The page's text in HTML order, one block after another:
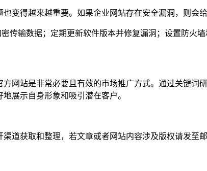
变得越来越重要。如果企业网站存在安全漏洞，则会
传输数据；定期更新软件版本并修复漏洞；设置防火
网站是非常必要且有效的市场推广方式。通过关键
展示自身形象和吸引潜在客户。
道获取和整理，若文章或者网站内容涉及版权请发至